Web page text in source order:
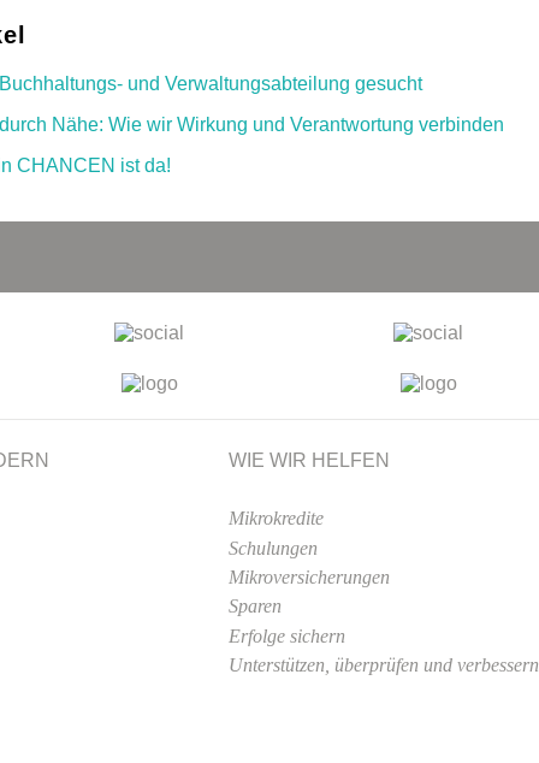
und Verwaltungsabteilung gesucht
Nähe: Wie wir Wirkung und Verantwortung verbinden
CHANCEN ist da!
WIE WIR HELFEN
Mikrokredite
Schulungen
Mikroversicherungen
Sparen
Erfolge sichern
Unterstützen, überprüfen und verbessern